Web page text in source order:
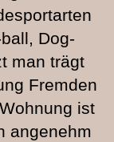
Dog-
man trägt
Fremden
ist
angenehm